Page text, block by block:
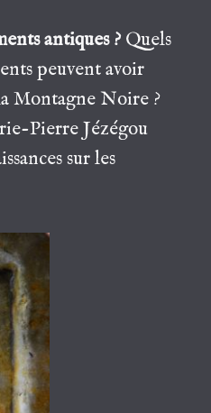
antiques ? Quels
peuvent avoir
Montagne Noire ?
Pierre Jézégou
sur les